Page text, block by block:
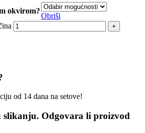
okvirom?
Obriši
od 14 dana na setove!
slikanju. Odgovara li proizvod